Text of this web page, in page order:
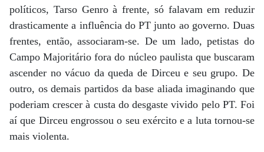
políticos, Tarso Genro à frente, só falavam em reduzir
drasticamente a influência do PT junto ao governo. Duas
frentes, então, associaram-se. De um lado, petistas do
Campo Majoritário fora do núcleo paulista que buscaram
ascender no vácuo da queda de Dirceu e seu grupo. De
outro, os demais partidos da base aliada imaginando que
poderiam crescer à custa do desgaste vivido pelo PT. Foi
aí que Dirceu engrossou o seu exército e a luta tornou-se
mais violenta.